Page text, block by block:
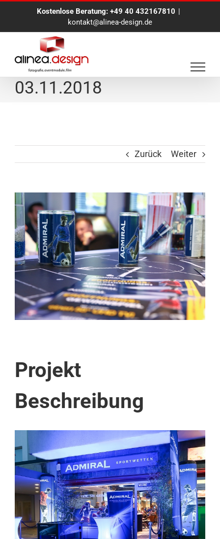
Kostenlose Beratung: +49 40 432167810 |
kontakt@alinea-design.de
Eventfotograf
03.11.2018
Zurück Weiter
View
Larger
Image
Projekt
Beschreibung